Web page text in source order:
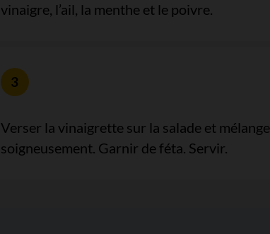
vinaigre, l’ail, la menthe et le poivre.
Verser la vinaigrette sur la salade et
soigneusement. Garnir de féta. Servir.